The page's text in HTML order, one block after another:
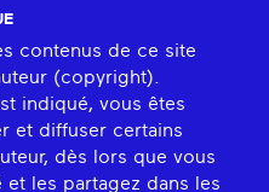
contenus de ce site
(copyright).
indiqué, vous êtes
et diffuser certains
dès lors que vous
les partagez dans les